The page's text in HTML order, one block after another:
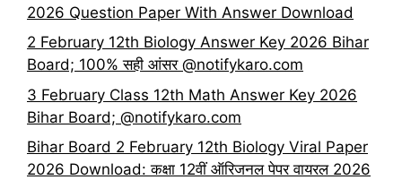
2026 Question Paper With Answer Download
2 February 12th Biology Answer Key 2026 Bihar
Board; 100% सही आंसर @notifykaro.com
3 February Class 12th Math Answer Key 2026
Bihar Board; @notifykaro.com
Bihar Board 2 February 12th Biology Viral Paper
2026 Download: कक्षा 12वीं ऑरिजनल पेपर वायरल 2026